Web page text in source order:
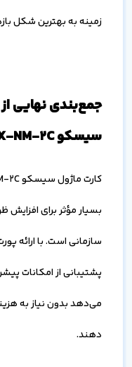
زمینه به بهترین شکل
جمع‌بندی نهایی
سیسکو C9300X-NM-2C
بسیار مؤثر برای
پشتیبانی از امکانات
می‌دهد بدون نیاز به
دهند.